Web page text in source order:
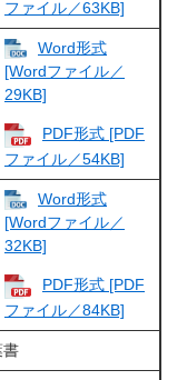
ファイル／63KB]
Word形式
[Wordファイル／
29KB]
PDF形式 [PDF
ファイル／54KB]
Word形式
[Wordファイル／
32KB]
PDF形式 [PDF
ファイル／84KB]
書